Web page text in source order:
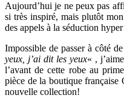
Aujourd’hui je ne peux pas
si très inspiré, mais plutôt
des appels à la séduction
Impossible de passer à côté
yeux, j’ai dit les yeux« ,
l’avant de cette robe au
pièce de la boutique française
nouvelle collection!